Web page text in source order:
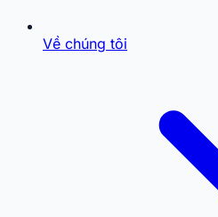
Về chúng tôi